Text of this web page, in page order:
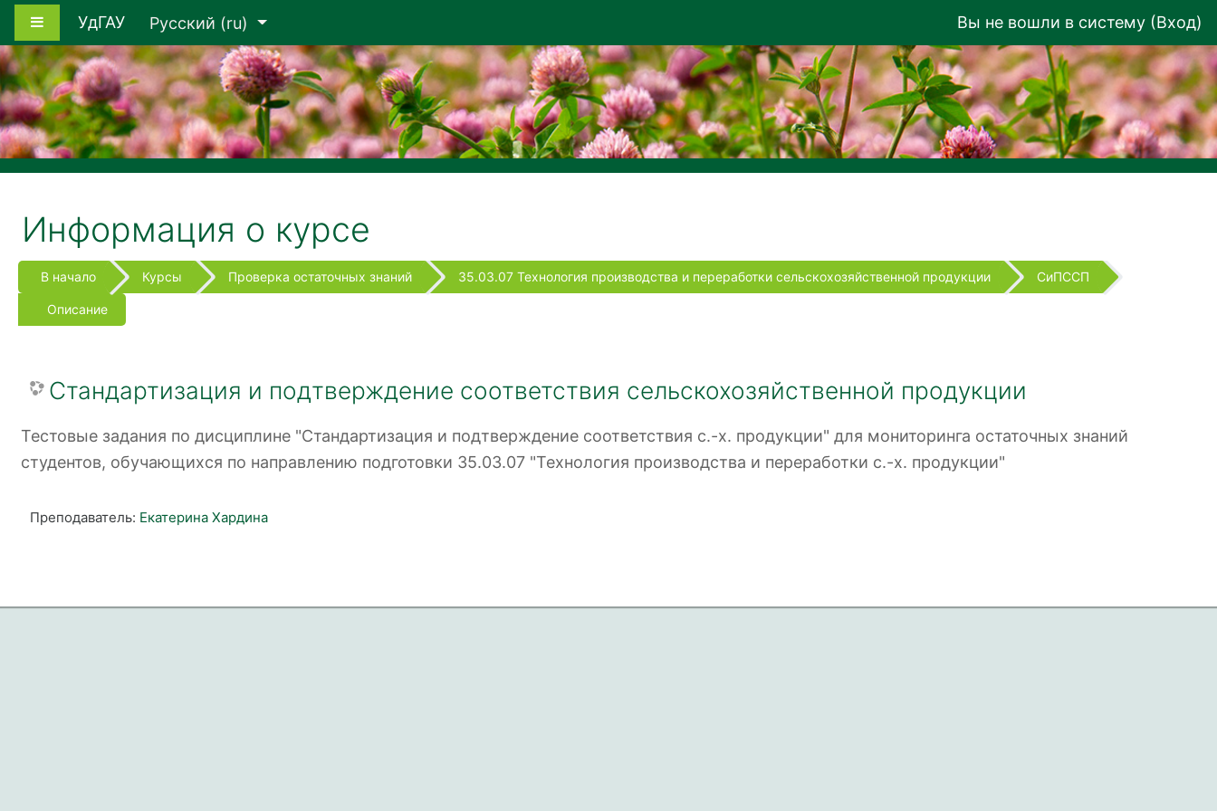
Перейти к основному содержанию
Боковая панель
УдГАУ Русский ‎(ru)‎ Вы не вошли в систему (Вход)
Информация о курсе
В начало Курсы Проверка остаточных знаний 35.03.07 Технология производства и переработки сельскохозяйственной продукции СиПССП
Описание
Стандартизация и подтверждение соответствия сельскохозяйственной продукции
Тестовые задания по дисциплине "Стандартизация и подтверждение соответствия с.-х. продукции" для мониторинга остаточных знаний
студентов, обучающихся по направлению подготовки 35.03.07 "Технология производства и переработки с.-х. продукции"
Преподаватель: Екатерина Хардина